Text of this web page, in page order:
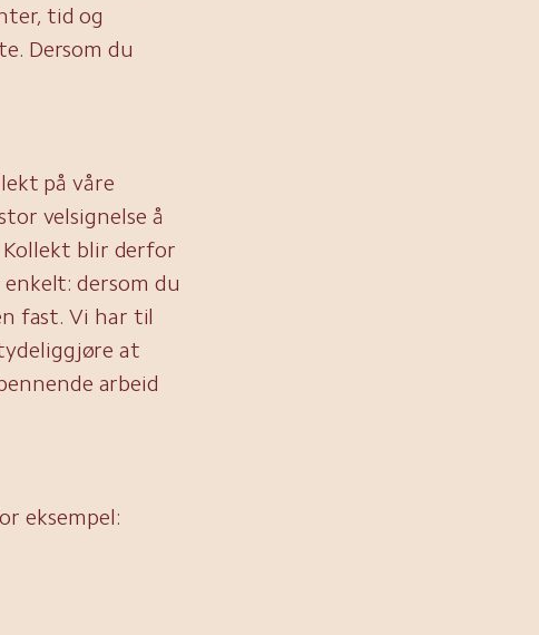
tid og
Dersom du
på våre
velsignelse å
blir derfor
dersom du
fast. Vi har til
at
arbeid
eksempel: